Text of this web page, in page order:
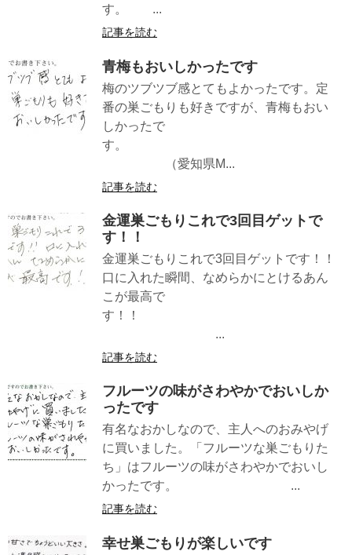
す。 ...
記事を読む
青梅もおいしかったです
梅のツブツブ感とてもよかったです。定
番の巣ごもりも好きですが、青梅もおい
しかったで
す。
（愛知県M...
記事を読む
金運巣ごもりこれで3回目ゲットで
す！！
金運巣ごもりこれで3回目ゲットです！！
口に入れた瞬間、なめらかにとけるあん
こが最高で
す！！
...
記事を読む
フルーツの味がさわやかでおいしか
ったです
有名なおかしなので、主人へのおみやげ
に買いました。「フルーツな巣ごもりた
ち」はフルーツの味がさわやかでおいし
かったです。 ...
記事を読む
幸せ巣ごもりが楽しいです